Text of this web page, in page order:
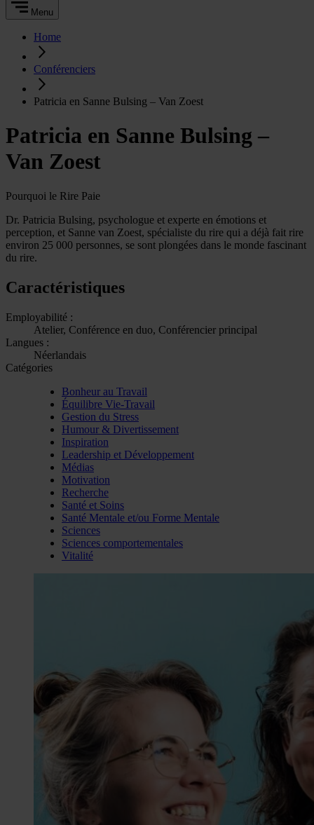
Menu
Home
Conférenciers
Patricia en Sanne Bulsing – Van Zoest
Patricia en Sanne Bulsing –
Van Zoest
Pourquoi le Rire Paie
Dr. Patricia Bulsing, psychologue et experte en émotions et
perception, et Sanne van Zoest, spécialiste du rire qui a déjà fait rire
environ 25 000 personnes, se sont plongées dans le monde fascinant
du rire.
Caractéristiques
Employabilité :
Atelier, Conférence en duo, Conférencier principal
Langues :
Néerlandais
Catégories
Bonheur au Travail
Équilibre Vie-Travail
Gestion du Stress
Humour & Divertissement
Inspiration
Leadership et Développement
Médias
Motivation
Recherche
Santé et Soins
Santé Mentale et/ou Forme Mentale
Sciences
Sciences comportementales
Vitalité